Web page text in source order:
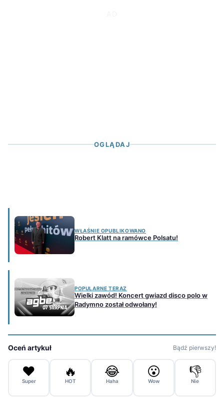
OGLĄDAJ
WŁAŚNIE OPUBLIKOWANO
Robert Klatt na ramówce Polsatu!
POPULARNE TERAZ
Wielki zawód! Koncert gwiazd disco polo w
Radymno został odwołany!
Oceń artykuł Bądź pierwszy!
❤️
Super
🔥
HOT
😂
Haha
😮
Wow
👎
Nie